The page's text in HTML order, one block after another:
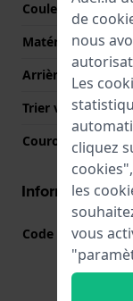
Couleur du boîtier
Matériau du
Arrière de Boitier
Trier verre
Couronne
Informations
Code Mouvement
de
nous
Les
cliquez
les
vous